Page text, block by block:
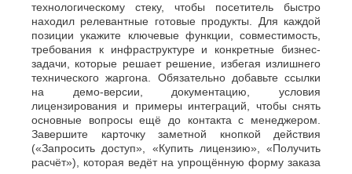
технологическому стеку, чтобы посетитель быстро
находил релевантные готовые продукты. Для каждой
позиции укажите ключевые функции, совместимость,
требования к инфраструктуре и конкретные бизнес-
задачи, которые решает решение, избегая излишнего
технического жаргона. Обязательно добавьте ссылки
на демо-версии, документацию, условия
лицензирования и примеры интеграций, чтобы снять
основные вопросы ещё до контакта с менеджером.
Завершите карточку заметной кнопкой действия
(«Запросить доступ», «Купить лицензию», «Получить
расчёт»), которая ведёт на упрощённую форму заказа